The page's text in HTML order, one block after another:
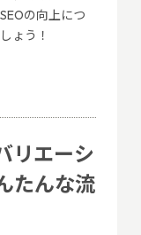
の向上につ
ょう！
リエーシ
たんな流